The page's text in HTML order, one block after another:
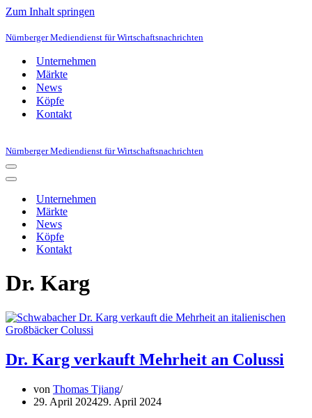
Zum Inhalt springen
Nürnberger Mediendienst für Wirtschaftsnachrichten
Unternehmen
Märkte
News
Köpfe
Kontakt
Nürnberger Mediendienst für Wirtschaftsnachrichten
Navigationsmenü
Navigationsmenü
Unternehmen
Märkte
News
Köpfe
Kontakt
Dr. Karg
Dr. Karg verkauft Mehrheit an Colussi
von Thomas Tjiang
29. April 202429. April 2024